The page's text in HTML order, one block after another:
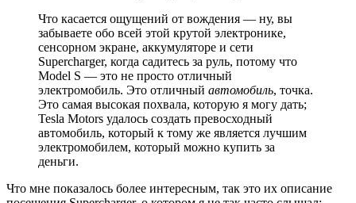
Что касается ощущений от вождения — ну, вы
забываете обо всей этой крутой электронике,
сенсорном экране, аккумуляторе и сети
Supercharger, когда садитесь за руль, потому что
Model S — это не просто отличный
электромобиль. Это отличный автомобиль, точка.
Это самая высокая похвала, которую я могу дать;
Tesla Motors удалось создать превосходный
автомобиль, который к тому же является лучшим
электромобилем, который можно купить за
деньги.
Что мне показалось более интересным, так это их описание